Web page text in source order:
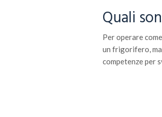
Quali
Per operare
un frigorifero,
competenze per